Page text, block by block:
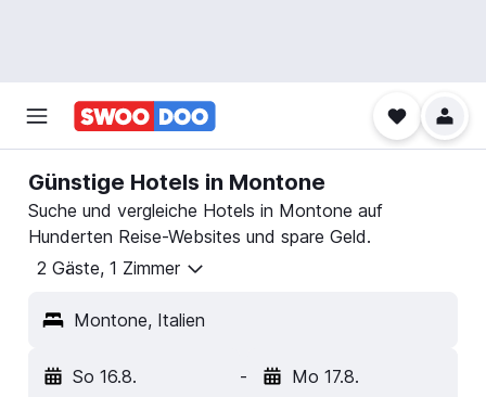
Günstige Hotels in Montone
Suche und vergleiche Hotels in Montone auf
Hunderten Reise-Websites und spare Geld.
2 Gäste, 1 Zimmer
Montone, Italien
So 16.8. - Mo 17.8.